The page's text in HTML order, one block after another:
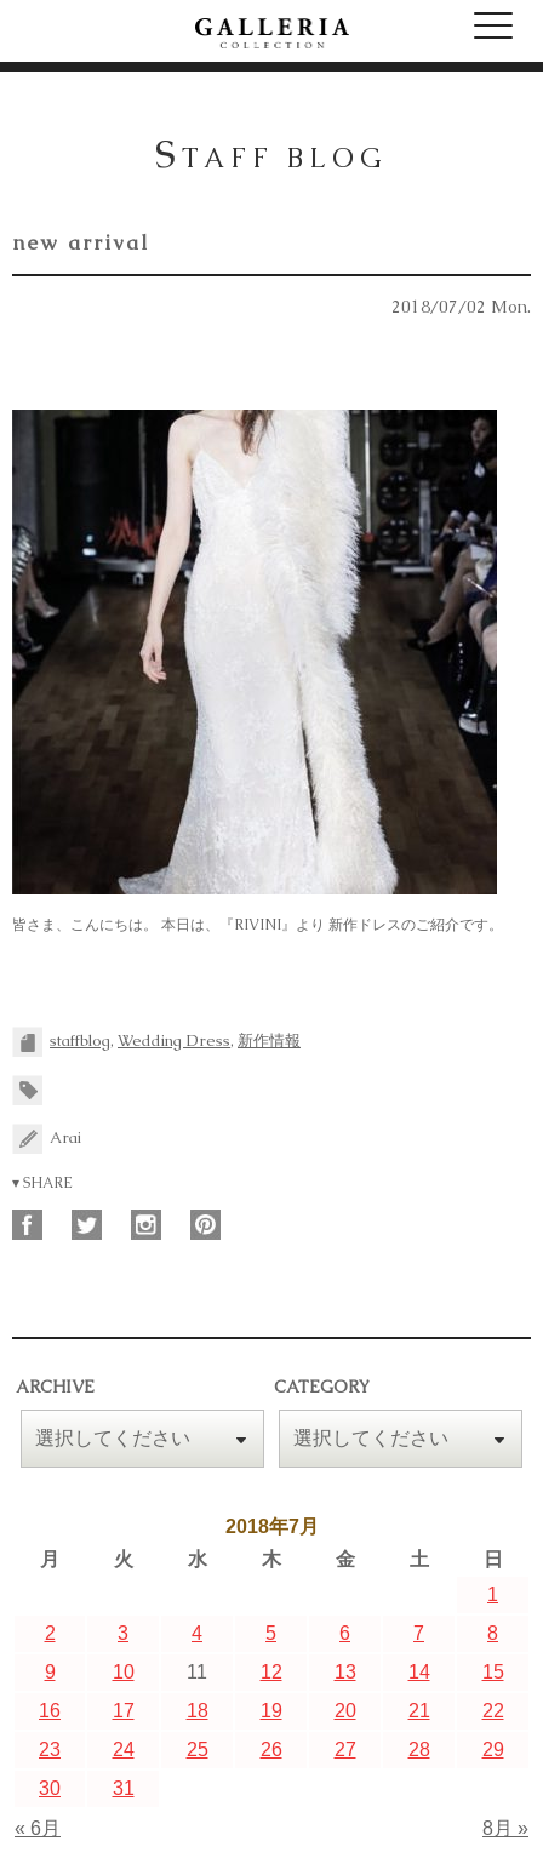
S TAFF BLOG
new arrival
2018/07/02 Mon.
皆さま、こんにちは。 本日は、『RIVINI』より 新作ドレスのご紹介です。
staffblog, Wedding Dress, 新作情報
Arai
▾ SHARE
ARCHIVE CATEGORY
2018年7月
月
火 水 木 金 土 日
« 6月 8月 »
1
2
3 4 5 6 7
8
9
10 11 12 13 14
15
16
17 18 19 20 21
22
23
24 25 26 27 28
29
30
31